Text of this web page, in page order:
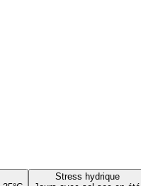
Stress hydrique